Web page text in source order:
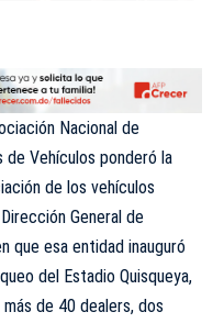
Nacional de
de Vehículos ponderó la
de los vehículos
General de
que esa entidad inauguró
del Estadio Quisqueya,
de 40 dealers, dos